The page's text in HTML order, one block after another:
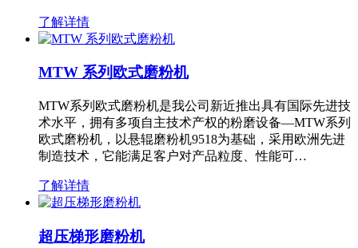
了解详情
MTW 系列欧式磨粉机
MTW系列欧式磨粉机是我公司新近推出具有国际先进技
术水平，拥有多项自主技术产权的粉磨设备—MTW系列
欧式磨粉机，以悬辊磨粉机9518为基础，采用欧洲先进
制造技术，它能满足客户对产品粒度、性能可…
了解详情
超压梯形磨粉机